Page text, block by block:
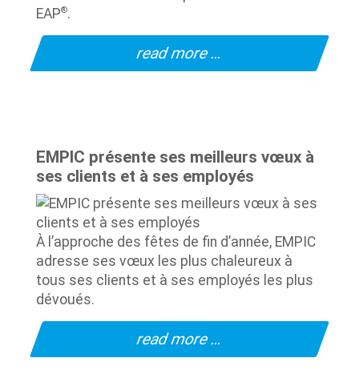
EAP®.
read more …
EMPIC présente ses meilleurs vœux à
ses clients et à ses employés
À l’approche des fêtes de fin d’année, EMPIC
adresse ses vœux les plus chaleureux à
tous ses clients et à ses employés les plus
dévoués.
read more …